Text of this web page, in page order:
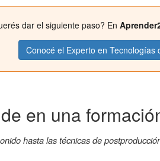
dar el siguiente paso? En
Conocé el Experto en Tecnologías
en una
hasta las técnicas de